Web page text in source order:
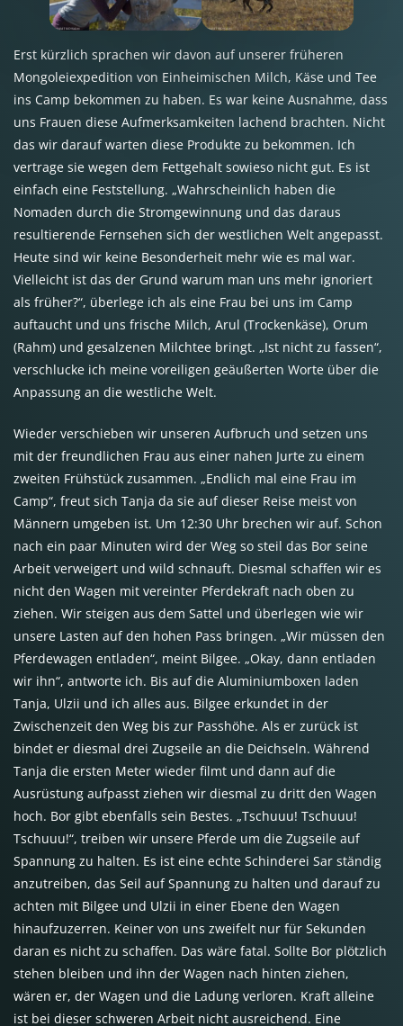
Erst kürzlich sprachen wir davon auf unserer früheren
Mongoleiexpedition von Einheimischen Milch, Käse und Tee
ins Camp bekommen zu haben. Es war keine Ausnahme, dass
uns Frauen diese Aufmerksamkeiten lachend brachten. Nicht
das wir darauf warten diese Produkte zu bekommen. Ich
vertrage sie wegen dem Fettgehalt sowieso nicht gut. Es ist
einfach eine Feststellung. „Wahrscheinlich haben die
Nomaden durch die Stromgewinnung und das daraus
resultierende Fernsehen sich der westlichen Welt angepasst.
Heute sind wir keine Besonderheit mehr wie es mal war.
Vielleicht ist das der Grund warum man uns mehr ignoriert
als früher?“, überlege ich als eine Frau bei uns im Camp
auftaucht und uns frische Milch, Arul (Trockenkäse), Orum
(Rahm) und gesalzenen Milchtee bringt. „Ist nicht zu fassen“,
verschlucke ich meine voreiligen geäußerten Worte über die
Anpassung an die westliche Welt.
Wieder verschieben wir unseren Aufbruch und setzen uns
mit der freundlichen Frau aus einer nahen Jurte zu einem
zweiten Frühstück zusammen. „Endlich mal eine Frau im
Camp“, freut sich Tanja da sie auf dieser Reise meist von
Männern umgeben ist. Um 12:30 Uhr brechen wir auf. Schon
nach ein paar Minuten wird der Weg so steil das Bor seine
Arbeit verweigert und wild schnauft. Diesmal schaffen wir es
nicht den Wagen mit vereinter Pferdekraft nach oben zu
ziehen. Wir steigen aus dem Sattel und überlegen wie wir
unsere Lasten auf den hohen Pass bringen. „Wir müssen den
Pferdewagen entladen“, meint Bilgee. „Okay, dann entladen
wir ihn“, antworte ich. Bis auf die Aluminiumboxen laden
Tanja, Ulzii und ich alles aus. Bilgee erkundet in der
Zwischenzeit den Weg bis zur Passhöhe. Als er zurück ist
bindet er diesmal drei Zugseile an die Deichseln. Während
Tanja die ersten Meter wieder filmt und dann auf die
Ausrüstung aufpasst ziehen wir diesmal zu dritt den Wagen
hoch. Bor gibt ebenfalls sein Bestes. „Tschuuu! Tschuuu!
Tschuuu!“, treiben wir unsere Pferde um die Zugseile auf
Spannung zu halten. Es ist eine echte Schinderei Sar ständig
anzutreiben, das Seil auf Spannung zu halten und darauf zu
achten mit Bilgee und Ulzii in einer Ebene den Wagen
hinaufzuzerren. Keiner von uns zweifelt nur für Sekunden
daran es nicht zu schaffen. Das wäre fatal. Sollte Bor plötzlich
stehen bleiben und ihn der Wagen nach hinten ziehen,
wären er, der Wagen und die Ladung verloren. Kraft alleine
ist bei dieser schweren Arbeit nicht ausreichend. Eine